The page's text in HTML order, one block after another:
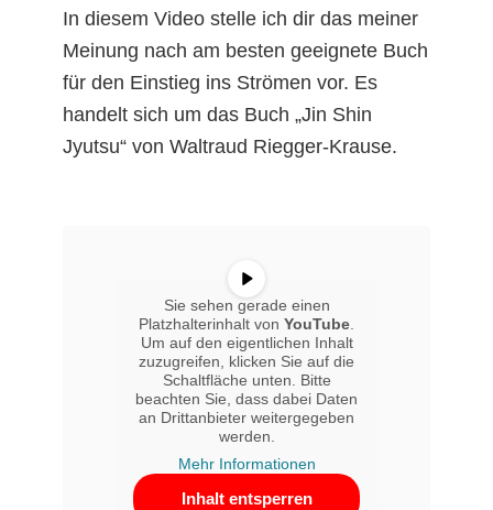
In diesem Video stelle ich dir das meiner
Meinung nach am besten geeignete Buch
für den Einstieg ins Strömen vor. Es
handelt sich um das Buch „Jin Shin
Jyutsu“ von Waltraud Riegger-Krause.
Sie sehen gerade einen
Platzhalterinhalt von YouTube.
Um auf den eigentlichen Inhalt
zuzugreifen, klicken Sie auf die
Schaltfläche unten. Bitte
beachten Sie, dass dabei Daten
an Drittanbieter weitergegeben
werden.
Mehr Informationen
Inhalt entsperren